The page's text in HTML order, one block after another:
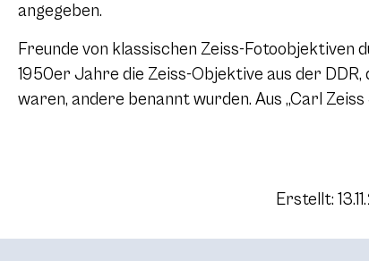
angegeben.
Freunde von klassischen Zeiss-Fotoobjektiven
1950er Jahre die Zeiss-Objektive aus der
waren, andere benannt wurden. Aus „Carl Zeiss
Erstellt: